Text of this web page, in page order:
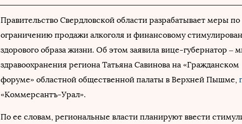
Правительство Свердловской области разрабатывает меры по
ограничению продажи алкоголя и финансовому
здорового образа жизни. Об этом заявила вице-губернатор –
здравоохранения региона Татьяна Савинова на «Гражданском
форуме» областной общественной палаты в Верхней Пышме,
«Коммерсантъ-Урал».
По ее словам, региональные власти планируют ввести